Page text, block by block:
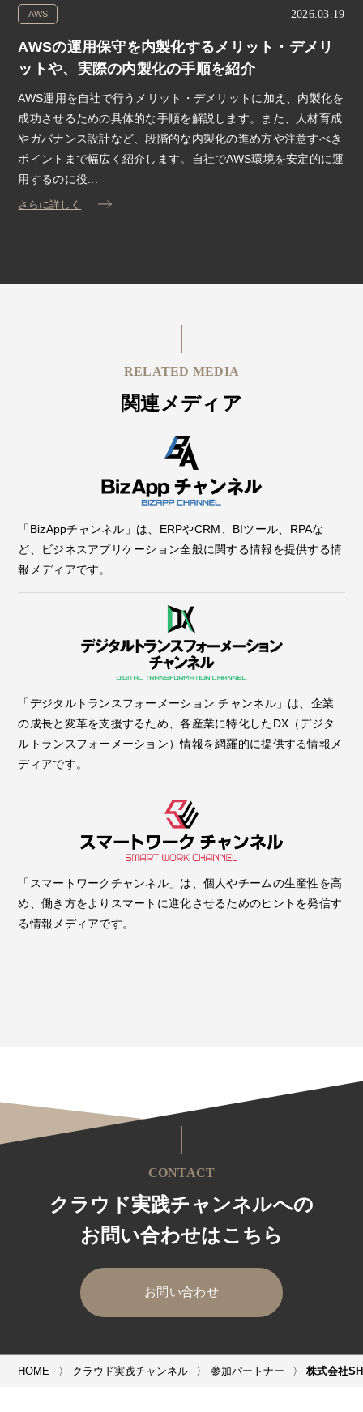
HOME クラウド実践チャンネル 参加パートナー 株式会社
AWS 2026.03.19
AWSの運用保守を内製化するメリット・デメリ
ットや、実際の内製化の手順を紹介
AWS運用を自社で行うメリット・デメリットに加え、内製化を
成功させるための具体的な手順を解説します。また、人材育成
やガバナンス設計など、段階的な内製化の進め方や注意すべき
ポイントまで幅広く紹介します。自社でAWS環境を安定的に運
用するのに役...
さらに詳しく
RELATED MEDIA
関連メディア
「BizAppチャンネル」は、ERPやCRM、BIツール、RPAな
ど、ビジネスアプリケーション全般に関する情報を提供する情
報メディアです。
「デジタルトランスフォーメーション チャンネル」は、企業
の成長と変革を支援するため、各産業に特化したDX（デジタ
ルトランスフォーメーション）情報を網羅的に提供する情報メ
ディアです。
「スマートワークチャンネル」は、個人やチームの生産性を高
め、働き方をよりスマートに進化させるためのヒントを発信す
る情報メディアです。
CONTACT
クラウド実践チャンネルへの
お問い合わせはこちら
お問い合わせ